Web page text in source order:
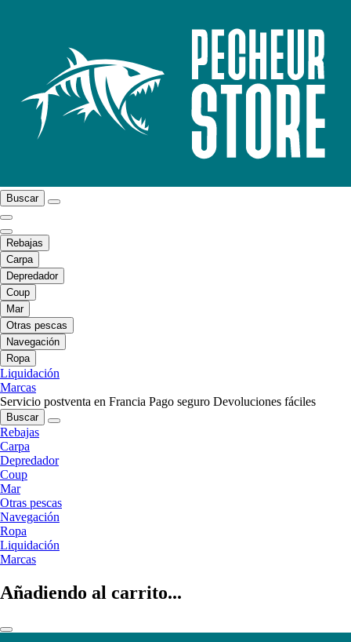
Buscar
Rebajas
Carpa
Depredador
Coup
Mar
Otras pescas
Navegación
Ropa
Liquidación
Marcas
Servicio postventa en Francia Pago seguro Devoluciones fáciles
Buscar
Rebajas
Carpa
Depredador
Coup
Mar
Otras pescas
Navegación
Ropa
Liquidación
Marcas
Añadiendo al carrito...